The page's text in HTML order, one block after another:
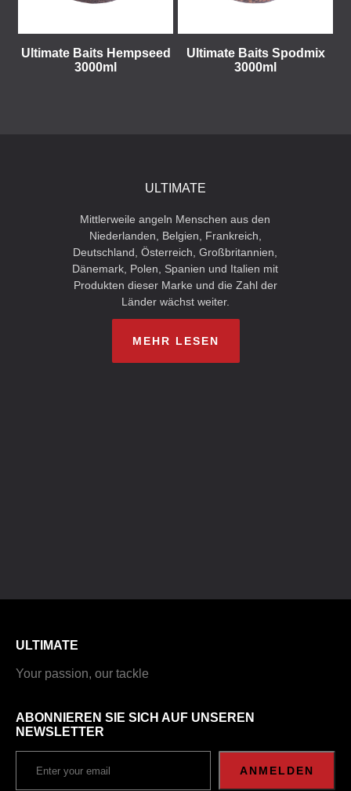
Ultimate Baits Hempseed
3000ml
Ultimate Baits Spodmix
3000ml
ULTIMATE
Mittlerweile angeln Menschen aus den
Niederlanden, Belgien, Frankreich,
Deutschland, Österreich, Großbritannien,
Dänemark, Polen, Spanien und Italien mit
Produkten dieser Marke und die Zahl der
Länder wächst weiter.
MEHR LESEN
ULTIMATE
Your passion, our tackle
ABONNIEREN SIE SICH AUF UNSEREN
NEWSLETTER
ANMELDEN